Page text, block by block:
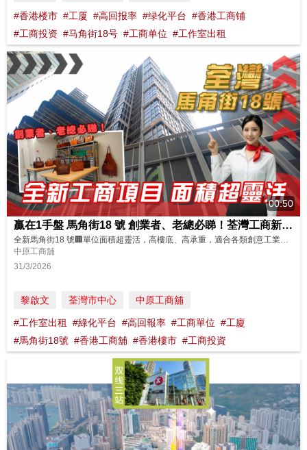
#香港楼市 #工厦 #高回报率 #绿化平台 #香港工商铺
#工商投资 #马角街18号 #工商单位 #工作室出租
00:50
贏在1手盤 馬角街18 號 創業者、老總必睇！荃灣工商新盤 面積超靈活
全新馬角街18 號🏢單位面積超靈活，高樓底、高承重，適合各類創意工業，配套超完善！快速帶你參觀呢個全新工商項目，現正火熱招租中🔥🔥老闆們想進駐呢度？即刻搵我地啦！ 即刻Click入中原工商舖 網站，搵你嘅心水靚盤！ https://oir.centanet.com/?logging=CC 物業編號 : 18MKS 廣告日期 : 31/3/2026 物業成交持續更新，銷售狀態以中原(工商舖...
中原工商舖
31/3/2026
黎啟文 荃灣市中心 中原工商舖
#工作室出租 #綠化平台 #高回報率 #工商單位 #工廈
#馬角街18號 #香港工商舖 #香港樓市 #工商投資